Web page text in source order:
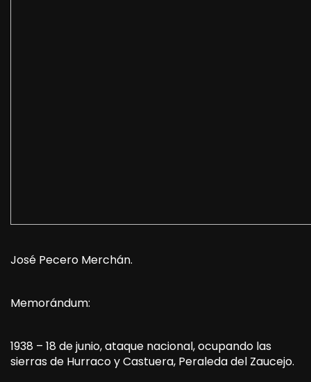
José Pecero Merchán.
Memorándum:
1938 – 18 de junio, ataque nacional, ocupando las
sierras de Hurraco y Castuera, Peraleda del Zaucejo.